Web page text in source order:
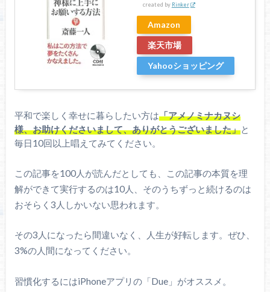
created by Rinker
Amazon
楽天市場
Yahooショッピング
平和で楽しく幸せに暮らしたい方は「アメノミナカヌシ
様、お助けくださいまして、ありがとうございました」と
毎日10回以上唱えてみてください。
この記事を100人が読んだとしても、この記事の本質を理
解ができて実行するのは10人、そのうちずっと続けるのは
おそらく3人しかいない思われます。
その3人になったら間違いなく、人生が好転します。ぜひ、
3%の人間になってください。
習慣化するにはiPhoneアプリの「Due」がオススメ。